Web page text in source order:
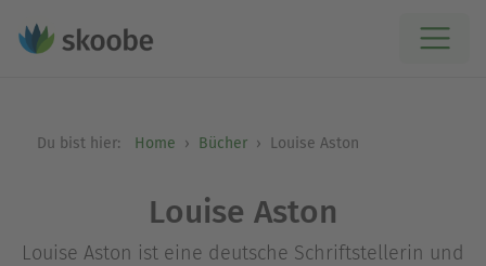
Du bist hier: Home Bücher Louise Aston
Louise Aston
Louise Aston ist eine deutsche Schriftstellerin und